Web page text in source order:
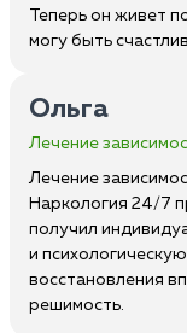
Теперь он живет
могу быть
Ольга
Лечение
Лечение
Наркология 24/7
получил
и
восстановления
решимость.